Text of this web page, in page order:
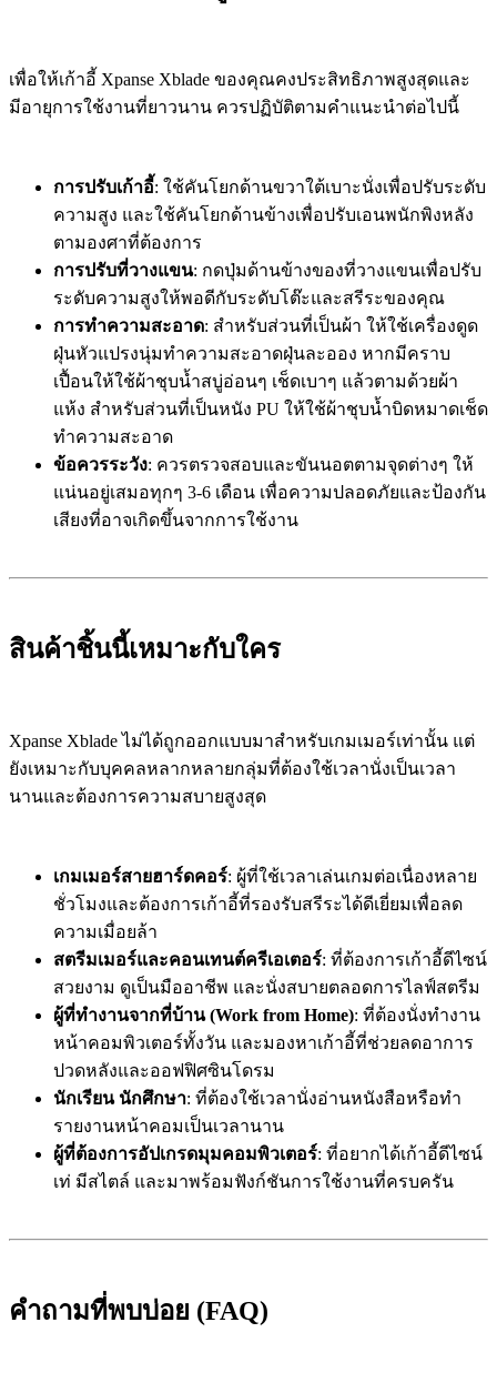
เพื่อให้เก้าอี้ Xpanse Xblade ของคุณคงประสิทธิภาพสูงสุดและ
มีอายุการใช้งานที่ยาวนาน ควรปฏิบัติตามคำแนะนำต่อไปนี้
การปรับเก้าอี้: ใช้คันโยกด้านขวาใต้เบาะนั่งเพื่อปรับระดับ
ความสูง และใช้คันโยกด้านข้างเพื่อปรับเอนพนักพิงหลัง
ตามองศาที่ต้องการ
การปรับที่วางแขน: กดปุ่มด้านข้างของที่วางแขนเพื่อปรับ
ระดับความสูงให้พอดีกับระดับโต๊ะและสรีระของคุณ
การทำความสะอาด: สำหรับส่วนที่เป็นผ้า ให้ใช้เครื่องดูด
ฝุ่นหัวแปรงนุ่มทำความสะอาดฝุ่นละออง หากมีคราบ
เปื้อนให้ใช้ผ้าชุบน้ำสบู่อ่อนๆ เช็ดเบาๆ แล้วตามด้วยผ้า
แห้ง สำหรับส่วนที่เป็นหนัง PU ให้ใช้ผ้าชุบน้ำบิดหมาดเช็ด
ทำความสะอาด
ข้อควรระวัง: ควรตรวจสอบและขันนอตตามจุดต่างๆ ให้
แน่นอยู่เสมอทุกๆ 3-6 เดือน เพื่อความปลอดภัยและป้องกัน
เสียงที่อาจเกิดขึ้นจากการใช้งาน
สินค้าชิ้นนี้เหมาะกับใคร
Xpanse Xblade ไม่ได้ถูกออกแบบมาสำหรับเกมเมอร์เท่านั้น แต่
ยังเหมาะกับบุคคลหลากหลายกลุ่มที่ต้องใช้เวลานั่งเป็นเวลา
นานและต้องการความสบายสูงสุด
เกมเมอร์สายฮาร์ดคอร์: ผู้ที่ใช้เวลาเล่นเกมต่อเนื่องหลาย
ชั่วโมงและต้องการเก้าอี้ที่รองรับสรีระได้ดีเยี่ยมเพื่อลด
ความเมื่อยล้า
สตรีมเมอร์และคอนเทนต์ครีเอเตอร์: ที่ต้องการเก้าอี้ดีไซน์
สวยงาม ดูเป็นมืออาชีพ และนั่งสบายตลอดการไลฟ์สตรีม
ผู้ที่ทำงานจากที่บ้าน (Work from Home): ที่ต้องนั่งทำงาน
หน้าคอมพิวเตอร์ทั้งวัน และมองหาเก้าอี้ที่ช่วยลดอาการ
ปวดหลังและออฟฟิศซินโดรม
นักเรียน นักศึกษา: ที่ต้องใช้เวลานั่งอ่านหนังสือหรือทำ
รายงานหน้าคอมเป็นเวลานาน
ผู้ที่ต้องการอัปเกรดมุมคอมพิวเตอร์: ที่อยากได้เก้าอี้ดีไซน์
เท่ มีสไตล์ และมาพร้อมฟังก์ชันการใช้งานที่ครบครัน
คำถามที่พบบ่อย (FAQ)